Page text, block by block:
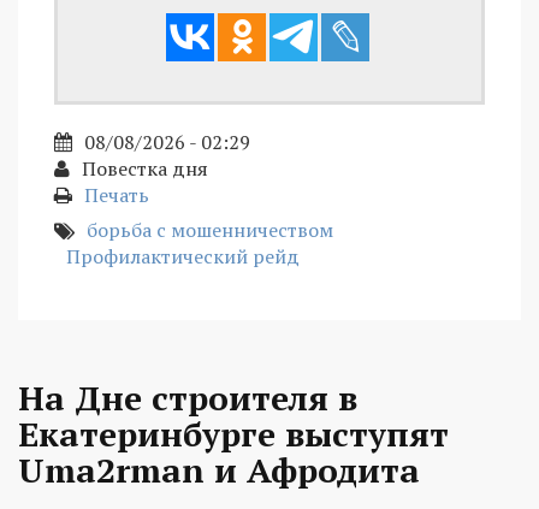
08/08/2026 - 02:29
Повестка дня
Печать
борьба с мошенничеством
Профилактический рейд
На Дне строителя в
Екатеринбурге выступят
Uma2rman и Афродита